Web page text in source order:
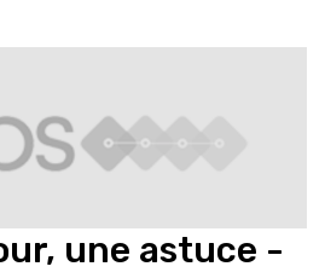
une astuce -